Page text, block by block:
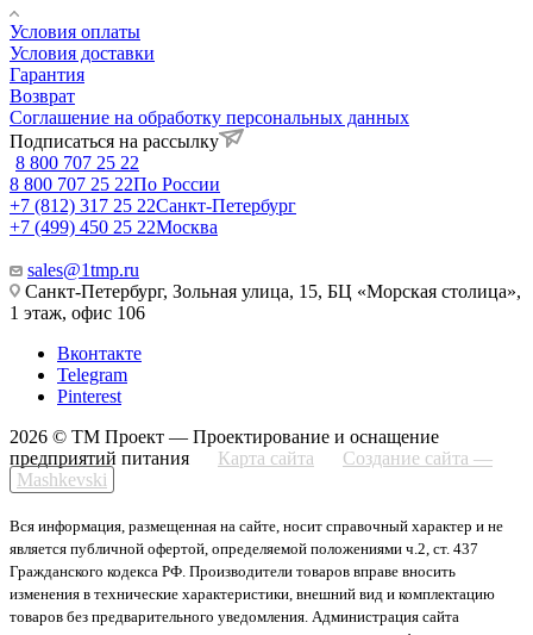
Условия оплаты
Условия доставки
Гарантия
Возврат
Соглашение на обработку персональных данных
Подписаться на рассылку
8 800 707 25 22
8 800 707 25 22По России
+7 (812) 317 25 22Санкт-Петербург
+7 (499) 450 25 22Москва
sales@1tmp.ru
Санкт-Петербург, Зольная улица, 15, БЦ «Морская столица»,
1 этаж, офис 106
Вконтакте
Telegram
Pinterest
2026 © ТМ Проект — Проектирование и оснащение
предприятий питания
Карта сайта
Создание сайта —
Mashkevski
Вся информация, размещенная на сайте, носит справочный характер и не
является публичной офертой, определяемой положениями ч.2, ст. 437
Гражданского кодекса РФ. Производители товаров вправе вносить
изменения в технические характеристики, внешний вид и комплектацию
товаров без предварительного уведомления. Администрация сайта